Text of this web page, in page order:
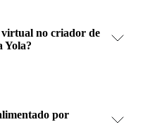
virtual no criador de
Yola?
por